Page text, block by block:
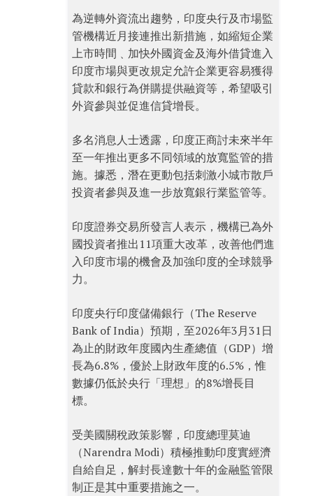
為逆轉外資流出趨勢，印度央行及市場監
管機構近月接連推出新措施，如縮短企業
上市時間﹑加快外國資金及海外借貸進入
印度市場與更改規定允許企業更容易獲得
貸款和銀行為併購提供融資等，希望吸引
外資參與並促進信貸增長。
多名消息人士透露，印度正商討未來半年
至一年推出更多不同領域的放寬監管的措
施。據悉，潛在更動包括刺激小城市散戶
投資者參與及進一步放寬銀行業監管等。
印度證券交易所發言人表示，機構已為外
國投資者推出11項重大改革，改善他們進
入印度市場的機會及加強印度的全球競爭
力。
印度央行印度儲備銀行（The Reserve
Bank of India）預期，至2026年3月31日
為止的財政年度國內生產總值（GDP）增
長為6.8%，優於上財政年度的6.5%，惟
數據仍低於央行「理想」的8%增長目
標。
受美國關稅政策影響，印度總理莫迪
（Narendra Modi）積極推動印度實經濟
自給自足，解封長達數十年的金融監管限
制正是其中重要措施之一。